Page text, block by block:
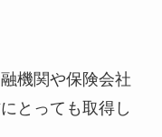
機関や保険会社
とっても取得し